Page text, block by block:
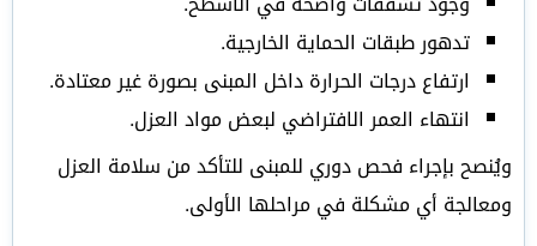
تدهور طبقات الحماية الخارجية.
ارتفاع درجات الحرارة داخل المبنى بصورة غير معتادة.
انتهاء العمر الافتراضي لبعض مواد العزل.
ويُنصح بإجراء فحص دوري للمبنى للتأكد من سلامة العزل
ومعالجة أي مشكلة في مراحلها الأولى.